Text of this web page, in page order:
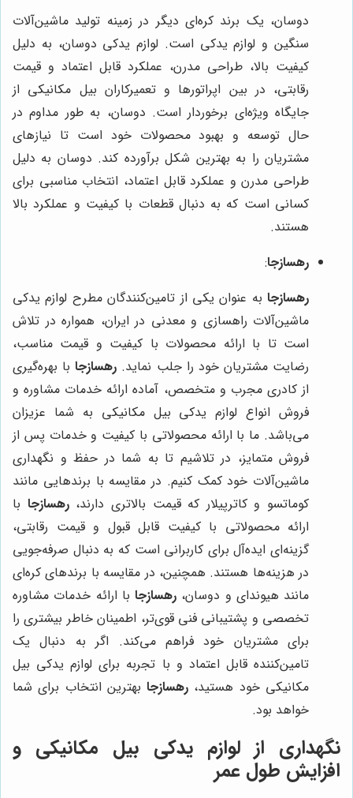
دوسان، یک برند کره‌ای دیگر در زمینه تولید ماشین‌آلات
سنگین و لوازم یدکی است. لوازم یدکی دوسان، به دلیل
کیفیت بالا، طراحی مدرن، عملکرد قابل اعتماد و قیمت
رقابتی، در بین اپراتورها و تعمیرکاران بیل مکانیکی از
جایگاه ویژه‌ای برخوردار است. دوسان، به طور مداوم در
حال توسعه و بهبود محصولات خود است تا نیازهای
مشتریان را به بهترین شکل برآورده کند. دوسان به دلیل
طراحی مدرن و عملکرد قابل اعتماد، انتخاب مناسبی برای
کسانی است که به دنبال قطعات با کیفیت و عملکرد بالا
هستند.
رهسازجا:
رهسازجا به عنوان یکی از تامین‌کنندگان مطرح لوازم یدکی
ماشین‌آلات راهسازی و معدنی در ایران، همواره در تلاش
است تا با ارائه محصولات با کیفیت و قیمت مناسب،
رضایت مشتریان خود را جلب نماید. رهسازجابا بهره‌گیری
از کادری مجرب و متخصص، آماده ارائه خدمات مشاوره و
فروش انواع لوازم یدکی بیل مکانیکی به شما عزیزان
می‌باشد. ما با ارائه محصولاتی با کیفیت و خدمات پس از
فروش متمایز، در تلاشیم تا به شما در حفظ و نگهداری
ماشین‌آلات خود کمک کنیم. در مقایسه با برندهایی مانند
کوماتسو و کاترپیلار که قیمت بالاتری دارند،رهسازجا با
ارائه محصولاتی با کیفیت قابل قبول و قیمت رقابتی،
گزینه‌ای ایده‌آل برای کاربرانی است که به دنبال صرفه‌جویی
در هزینه‌ها هستند. همچنین، در مقایسه با برندهای کره‌ای
مانند هیوندای و دوسان، رهسازجا با ارائه خدمات مشاوره
تخصصی و پشتیبانی فنی قوی‌تر، اطمینان خاطر بیشتری را
برای مشتریان خود فراهم می‌کند. اگر به دنبال یک
تامین‌کننده قابل اعتماد و با تجربه برای لوازم یدکی بیل
مکانیکی خود هستید، رهسازجابهترین انتخاب برای شما
خواهد بود.
نگهداری از لوازم یدکی بیل مکانیکی و
افزایش طول عمر